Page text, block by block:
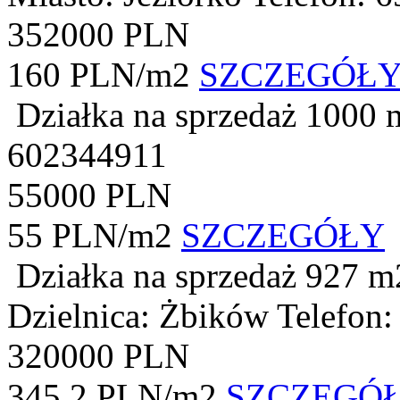
352000 PLN
160 PLN/m2
Działka na sprzedaż 1000
602344911
55000 PLN
55 PLN/m2 SZCZEGÓŁY
Działka na sprzedaż 927
Dzielnica: Żbików
320000 PLN